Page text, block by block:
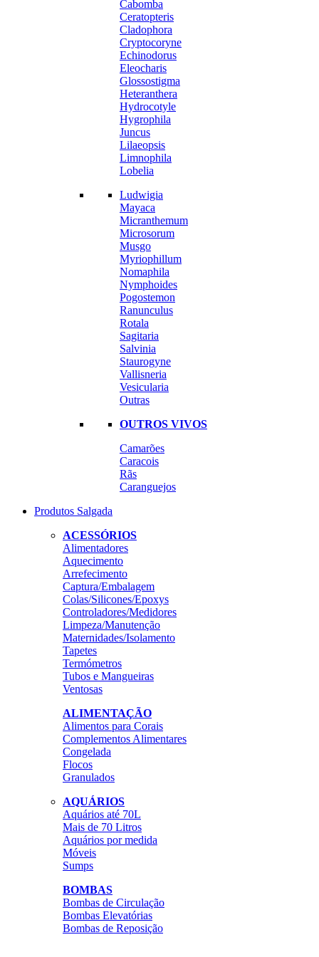
Cabomba
Ceratopteris
Cladophora
Cryptocoryne
Echinodorus
Eleocharis
Glossostigma
Heteranthera
Hydrocotyle
Hygrophila
Juncus
Lilaeopsis
Limnophila
Lobelia
Ludwigia
Mayaca
Micranthemum
Microsorum
Musgo
Myriophillum
Nomaphila
Nymphoides
Pogostemon
Ranunculus
Rotala
Sagitaria
Salvinia
Staurogyne
Vallisneria
Vesicularia
Outras
OUTROS VIVOS
Camarões
Caracois
Rãs
Caranguejos
Produtos Salgada
ACESSÓRIOS
Alimentadores
Aquecimento
Arrefecimento
Captura/Embalagem
Colas/Silicones/Epoxys
Controladores/Medidores
Limpeza/Manutenção
Maternidades/Isolamento
Tapetes
Termómetros
Tubos e Mangueiras
Ventosas
ALIMENTAÇÃO
Alimentos para Corais
Complementos Alimentares
Congelada
Flocos
Granulados
AQUÁRIOS
Aquários até 70L
Mais de 70 Litros
Aquários por medida
Móveis
Sumps
BOMBAS
Bombas de Circulação
Bombas Elevatórias
Bombas de Reposição